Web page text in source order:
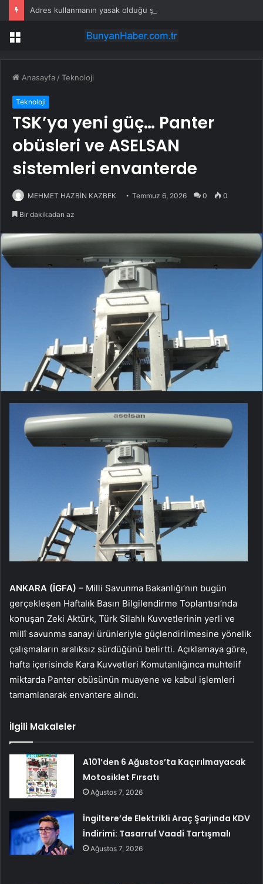
Menü
Anasayfa /Teknoloji
Teknoloji
TSK’ya yeni güç… Panter
obüsleri ve ASELSAN
sistemleri envanterde
MEHMET HAZBİN KAZBEK Temmuz 6, 2026 0 0
Bir dakikadan az
ANKARA (İGFA) – Milli Savunma Bakanlığı’nın bugün
gerçekleşen Haftalık Basın Bilgilendirme Toplantısı’nda
konuşan Zeki Aktürk, Türk Silahlı Kuvvetlerinin yerli ve
millî savunma sanayi ürünleriyle güçlendirilmesine yönelik
çalışmaların aralıksız sürdüğünü belirtti. Açıklamaya göre,
hafta içerisinde Kara Kuvvetleri Komutanlığınca muhtelif
miktarda Panter obüsünün muayene ve kabul işlemleri
tamamlanarak envantere alındı.
İlgili Makaleler
A101’den 6 Ağustos’ta Kaçırılmayacak
Motosiklet Fırsatı
Ağustos 7, 2026
İngiltere’de Elektrikli Araç Şarjında KDV
İndirimi: Tasarruf Vaadi Tartışmalı
Ağustos 7, 2026